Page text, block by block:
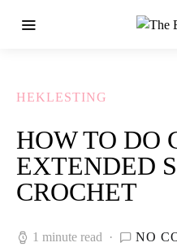
HEKLESTING
HOW TO DO
EXTENDED
CROCHET
1 minute read NO